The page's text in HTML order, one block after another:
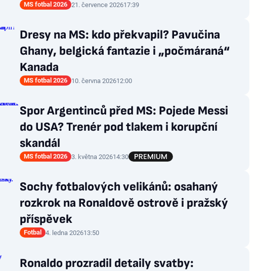
MS fotbal 2026 21. července 202617:39
Dresy na MS: kdo překvapil? Pavučina
Ghany, belgická fantazie i „počmáraná“
Kanada
MS fotbal 2026 10. června 202612:00
Spor Argentinců před MS: Pojede Messi
do USA? Trenér pod tlakem i korupční
skandál
MS fotbal 2026 3. května 202614:30
Sochy fotbalových velikánů: osahaný
rozkrok na Ronaldově ostrově i pražský
příspěvek
Fotbal 4. ledna 202613:50
Ronaldo prozradil detaily svatby: